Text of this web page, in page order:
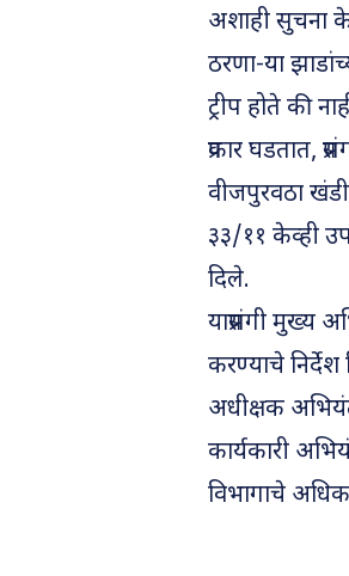
अशाही सुचना
ठरणा-या
ट्रीप होते की
प्रकार घडतात,
वीजपुरवठा
३३/११ केव्ही
दिले.
याप्रसंगी मुख्य
करण्याचे निर्देश
अधीक्षक
कार्यकारी
विभागाचे